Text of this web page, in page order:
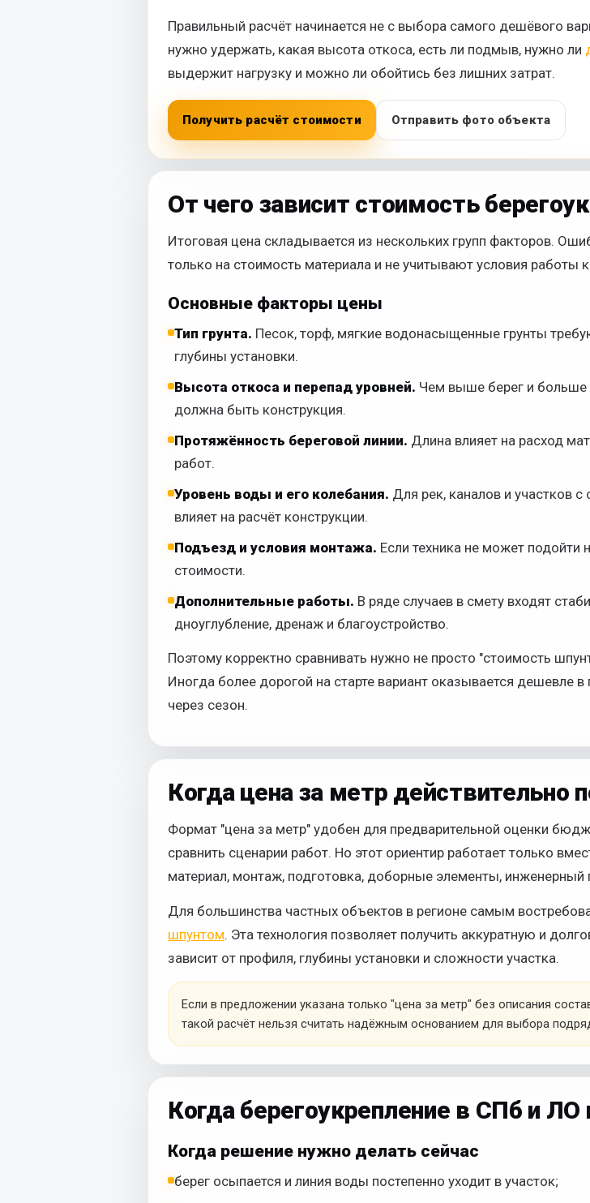
Правильный расчёт начинается не с выбора самого дешёвого
нужно удержать, какая высота откоса, есть ли подмыв, нужно ли
выдержит нагрузку и можно ли обойтись без лишних затрат.
Получить расчёт стоимости Отправить фото объекта
От чего зависит стоимость
Итоговая цена складывается из нескольких групп факторов.
только на стоимость материала и не учитывают условия работы
Основные факторы цены
Тип грунта. Песок, торф, мягкие водонасыщенные грунты
глубины установки.
Высота откоса и перепад уровней. Чем выше берег и
должна быть конструкция.
Протяжённость береговой линии. Длина влияет на расход
работ.
Уровень воды и его колебания. Для рек, каналов и участков
влияет на расчёт конструкции.
Подъезд и условия монтажа. Если техника не может подойти
стоимости.
Дополнительные работы. В ряде случаев в смету входят
дноуглубление, дренаж и благоустройство.
Поэтому корректно сравнивать нужно не просто "стоимость
Иногда более дорогой на старте вариант оказывается дешевле в
через сезон.
Когда цена за метр действительно
Формат "цена за метр" удобен для предварительной оценки
сравнить сценарии работ. Но этот ориентир работает только
материал, монтаж, подготовка, доборные элементы, инженерный
Для большинства частных объектов в регионе самым
шпунтом. Эта технология позволяет получить аккуратную и
зависит от профиля, глубины установки и сложности участка.
Если в предложении указана только "цена за метр" без описания
такой расчёт нельзя считать надёжным основанием для выбора
Когда берегоукрепление в СПб и ЛО
Когда решение нужно делать сейчас
берег осыпается и линия воды постепенно уходит в участок;